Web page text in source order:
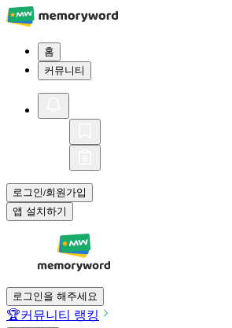
홈
커뮤니티
로그인/회원가입
앱 설치하기
로그인을 해주세요
🏆커뮤니티 랭킹